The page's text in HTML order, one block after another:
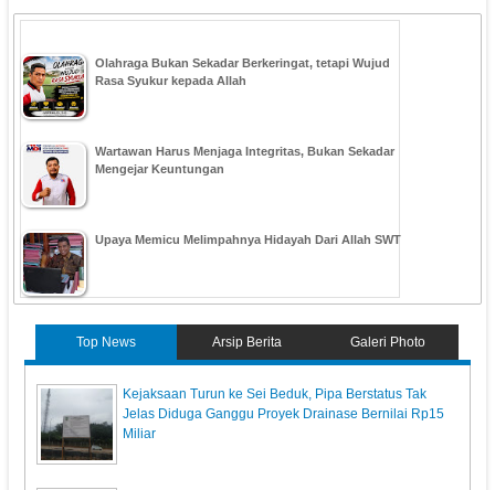
Olahraga Bukan Sekadar Berkeringat, tetapi Wujud
Rasa Syukur kepada Allah
Wartawan Harus Menjaga Integritas, Bukan Sekadar
Mengejar Keuntungan
Upaya Memicu Melimpahnya Hidayah Dari Allah SWT
Top News Arsip Berita Galeri Photo
Kejaksaan Turun ke Sei Beduk, Pipa Berstatus Tak
Jelas Diduga Ganggu Proyek Drainase Bernilai Rp15
Miliar